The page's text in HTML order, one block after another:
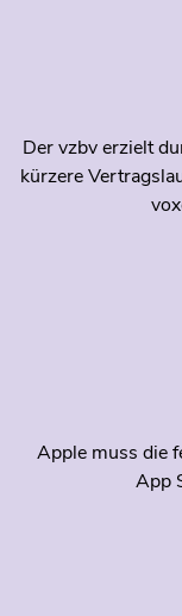
Der vzbv erzielt
kürzere
Apple muss die
App